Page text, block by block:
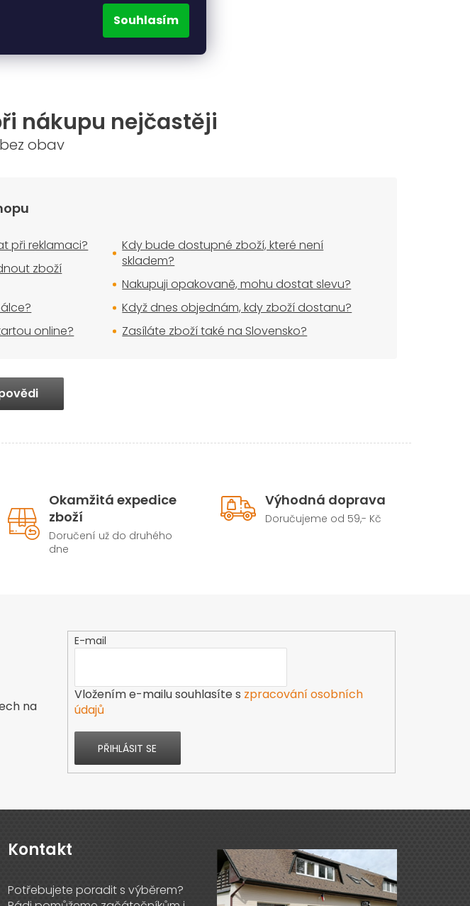
Souhlasím
nákupu nejčastěji
obav
při reklamaci?
zboží
online?
Kdy bude dostupné zboží, které není
skladem?
Nakupuji opakovaně, mohu dostat slevu?
Když dnes objednám, kdy zboží dostanu?
Zasíláte zboží také na Slovensko?
Okamžitá expedice
zboží
Doručení už do druhého
dne
Výhodná doprava
Doručujeme od 59,- Kč
na
E-mail
Vložením e-mailu souhlasíte s zpracování osobních
údajů
PŘIHLÁSIT SE
Kontakt